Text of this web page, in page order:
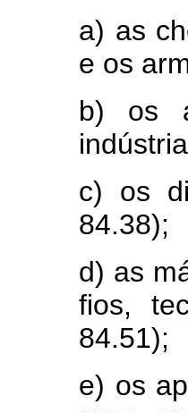
a) as
e os
b) os
c) os
84.38);
d) as
fios,
84.51);
e) os